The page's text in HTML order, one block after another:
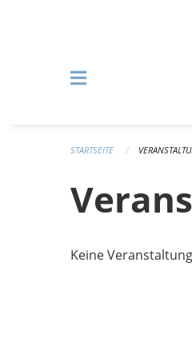
STARTSEITE
Keine